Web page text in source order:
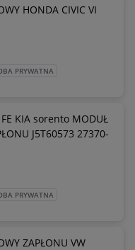
HONDA CIVIC VI
PRYWATNA
KIA sorento MODUŁ
J5T60573 27370-
PRYWATNA
ZAPŁONU VW